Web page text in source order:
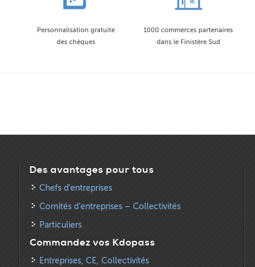
Personnalisation gratuite
des chèques
1000 commerces partenaires
dans le Finistère Sud
Des avantages pour tous
Chefs d’entreprises
Comités d’entreprises – Collectivités
Particuliers
Commandez vos Kdopass
Entreprises, CE, Collectivités